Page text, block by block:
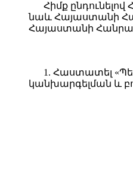
Հիմք
նաև Հայաստանի
Հայաստանի
1. Հաստատել
կանխարգելման և